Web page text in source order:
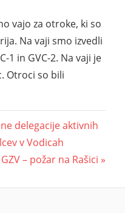
vajo za otroke, ki so
Na vaji smo izvedli
1 in GVC-2. Na vaji je
Otroci so bili
delegacije aktivnih
v Vodicah
– požar na Rašici